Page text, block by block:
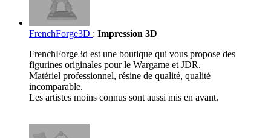
FrenchForge3D : Impression 3D
FrenchForge3d est une boutique qui vous propose des
figurines originales pour le Wargame et JDR.
Matériel professionnel, résine de qualité, qualité
incomparable.
Les artistes moins connus sont aussi mis en avant.